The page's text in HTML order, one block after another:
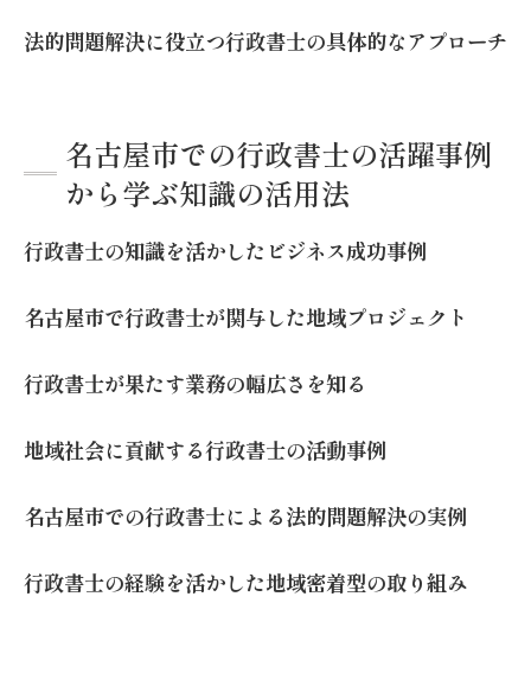
法的問題解決に役立つ行政書士の具体的なアプローチ
名古屋市での行政書士の活躍事例
から学ぶ知識の活用法
行政書士の知識を活かしたビジネス成功事例
名古屋市で行政書士が関与した地域プロジェクト
行政書士が果たす業務の幅広さを知る
地域社会に貢献する行政書士の活動事例
名古屋市での行政書士による法的問題解決の実例
行政書士の経験を活かした地域密着型の取り組み